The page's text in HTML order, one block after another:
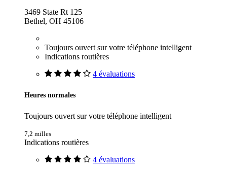
3469 State Rt 125
Bethel, OH 45106
Toujours ouvert sur votre téléphone intelligent
Indications routières
4 évaluations
Heures normales
Toujours ouvert sur votre téléphone intelligent
7,2 milles
Indications routières
4 évaluations